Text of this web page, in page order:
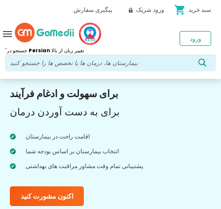
پیگیری سفارش ورود شریک shopping_cart سبد خرید
* Persian تغییر زبان از بالا
ورود menu
برای سهولت و ادغام فرآیند
برای به دست آوردن درمان
اقامت راحت در بیمارستان
انتخاب بیمارستان بر اساس بودجه شما
پشتیبانی تمام وقت مشاور مراقبت های بهداشتی
اکنون مشورت کنید